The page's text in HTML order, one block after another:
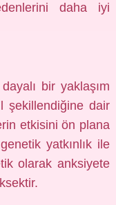
daha iyi
bir yaklaşım
şekillendiğine dair
etkisini ön plana
yatkınlık ile
olarak anksiyete